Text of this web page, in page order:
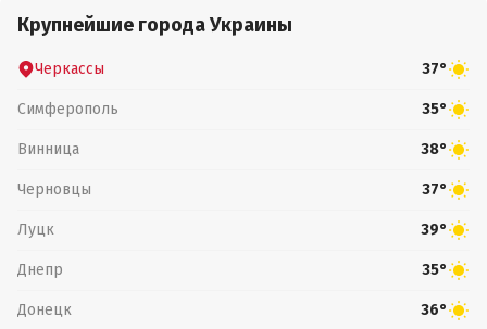
Крупнейшие города Украины
Черкассы 37°
Симферополь 35°
Винница 38°
Черновцы 37°
Луцк 39°
Днепр 35°
Донецк 36°